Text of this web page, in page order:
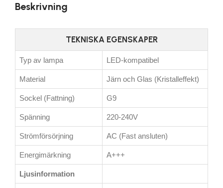
Beskrivning
TEKNISKA EGENSKAPER
Typ av lampa LED-kompatibel
Material Järn och Glas (Kristalleffekt)
Sockel (Fattning) G9
Spänning 220-240V
Strömförsörjning AC (Fast ansluten)
Energimärkning A+++
Ljusinformation